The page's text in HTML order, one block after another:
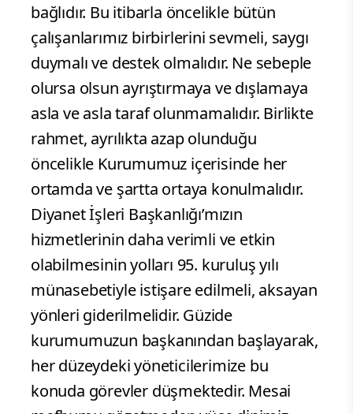
bağlıdır. Bu itibarla öncelikle bütün
çalışanlarımız birbirlerini sevmeli, saygı
duymalı ve destek olmalıdır. Ne sebeple
olursa olsun ayrıştırmaya ve dışlamaya
asla ve asla taraf olunmamalıdır. Birlikte
rahmet, ayrılıkta azap olunduğu
öncelikle Kurumumuz içerisinde her
ortamda ve şartta ortaya konulmalıdır.
Diyanet İşleri Başkanlığı’mızın
hizmetlerinin daha verimli ve etkin
olabilmesinin yolları 95. kuruluş yılı
münasebetiyle istişare edilmeli, aksayan
yönleri giderilmelidir. Güzide
kurumumuzun başkanından başlayarak,
her düzeydeki yöneticilerimize bu
konuda görevler düşmektedir. Mesai